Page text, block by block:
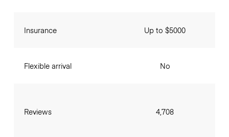
Insurance
Flexible arrival
Reviews
Up to $5000
No
4,708